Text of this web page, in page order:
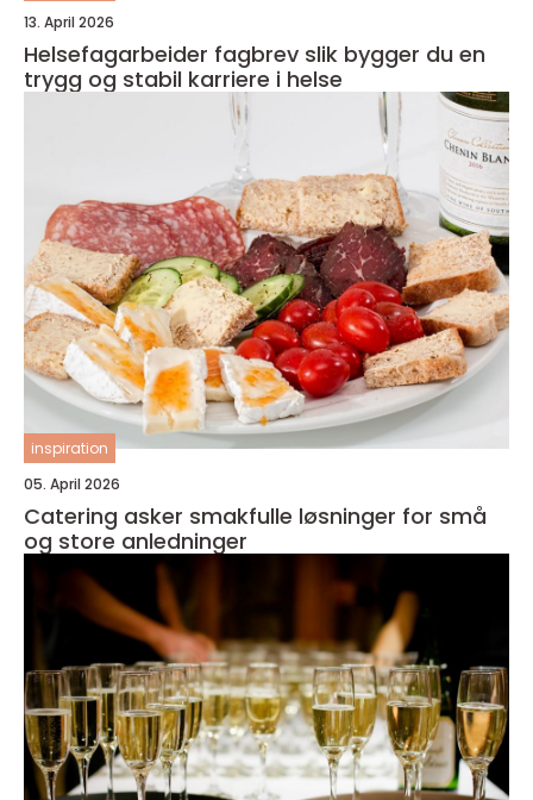
13. April 2026
Helsefagarbeider fagbrev slik bygger du en
trygg og stabil karriere i helse
inspiration
05. April 2026
Catering asker smakfulle løsninger for små
og store anledninger